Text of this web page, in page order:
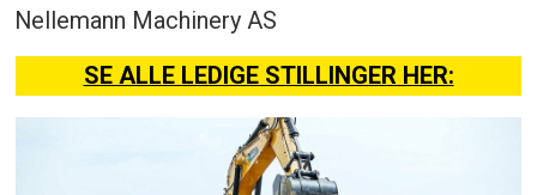
Nellemann Machinery AS
SE ALLE LEDIGE STILLINGER HER: